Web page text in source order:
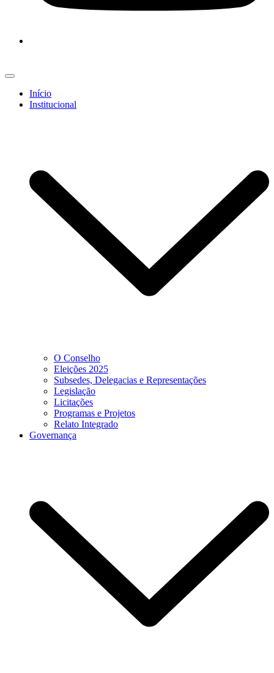
Início
Institucional
O Conselho
Eleições 2025
Subsedes, Delegacias e Representações
Legislação
Licitações
Programas e Projetos
Relato Integrado
Governança